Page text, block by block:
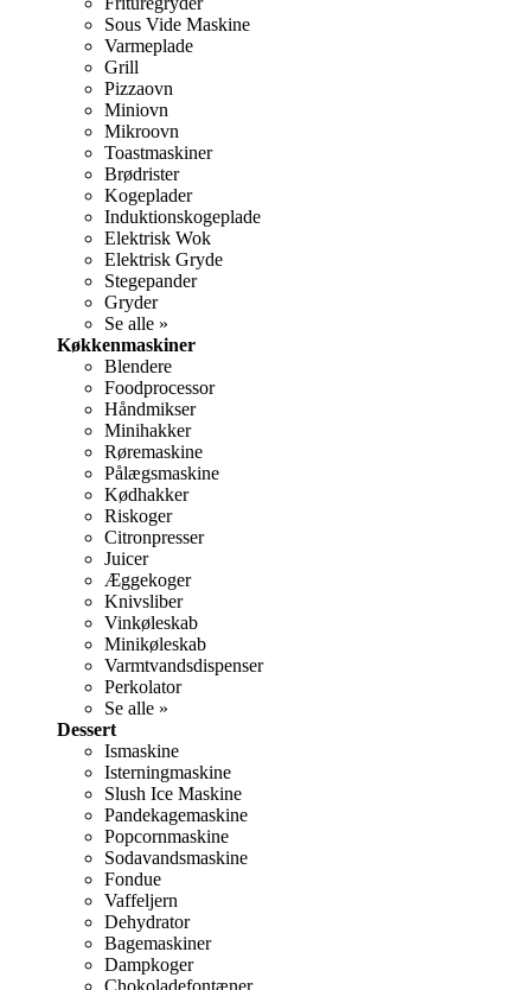
Sous Vide Maskine
Varmeplade
Grill
Pizzaovn
Miniovn
Mikroovn
Toastmaskiner
Brødrister
Kogeplader
Induktionskogeplade
Elektrisk Wok
Elektrisk Gryde
Stegepander
Gryder
Se alle »
Køkkenmaskiner
Blendere
Foodprocessor
Håndmikser
Minihakker
Røremaskine
Pålægsmaskine
Kødhakker
Riskoger
Citronpresser
Juicer
Æggekoger
Knivsliber
Vinkøleskab
Minikøleskab
Varmtvandsdispenser
Perkolator
Se alle »
Dessert
Ismaskine
Isterningmaskine
Slush Ice Maskine
Pandekagemaskine
Popcornmaskine
Sodavandsmaskine
Fondue
Vaffeljern
Dehydrator
Bagemaskiner
Dampkoger
Chokoladefontæner